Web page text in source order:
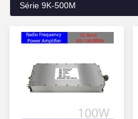
Série 9K-500M